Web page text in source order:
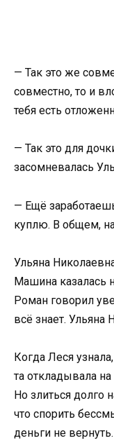
— Так это же
совместно, то и
тебя есть
— Так это для
засомневалась
— Ещё
куплю. В общем,
Ульяна
Машина казалась
Роман говорил
всё знает. Ульяна
Когда Леся
та откладывала
Но злиться долго
что спорить
деньги не вернуть.